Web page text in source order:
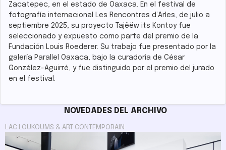
Zacatepec, en el estado de Oaxaca. En el festival de
fotografía internacional Les Rencontres d’Arles, de julio a
septiembre 2025, su proyecto Tajëëw its Kontoy fue
seleccionado y expuesto como parte del premio de la
Fundación Louis Roederer. Su trabajo fue presentado por la
galería Parallel Oaxaca, bajo la curadoria de César
González-Aguirré, y fue distinguido por el premio del jurado
en el festival.
NOVEDADES DEL ARCHIVO
LAC LOUKOUMS & ART CONTEMPORAIN